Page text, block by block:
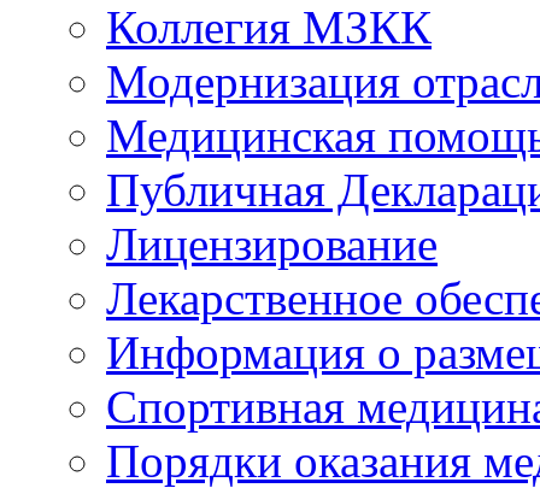
Коллегия МЗКК
Модернизация
Медицинская
Публичная
Лицензирование
Лекарственное
Информация о
Спортивная
Порядки оказания